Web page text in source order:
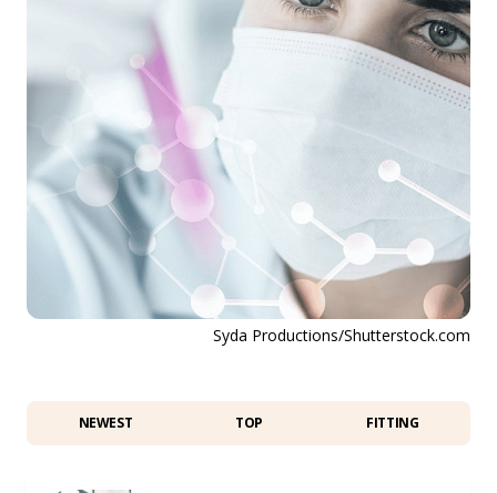
Syda Productions/Shutterstock.com
NEWEST TOP FITTING